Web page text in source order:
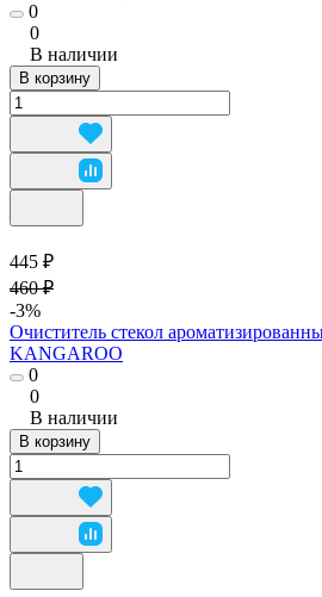
0
0
В наличии
В корзину
445 ₽
460 ₽
-3%
Очиститель стекол
KANGAROO
0
0
В наличии
В корзину